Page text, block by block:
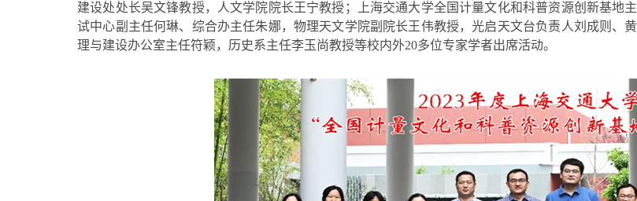
建设处处长吴文锋教授，人文学院院长王宁教授；上海交通大学全国计量文化和科普资源创新基地
试中心副主任何琳、综合办主任朱娜，物理天文学院副院长王伟教授，光启天文台负责人刘成则、
理与建设办公室主任符颖，历史系主任李玉尚教授等校内外20多位专家学者出席活动。